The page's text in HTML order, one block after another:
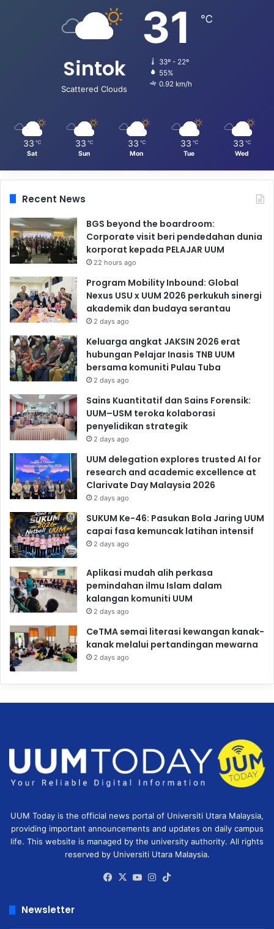
Sintok
Scattered Clouds
31 ℃
33º - 22º
55%
0.92 km/h
33 ℃
Sat
33 ℃
Sun
33 ℃
Mon
33 ℃
Tue
33 ℃
Wed
Recent News
BGS beyond the boardroom:
Corporate visit beri pendedahan dunia
korporat kepada PELAJAR UUM
22 hours ago
Program Mobility Inbound: Global
Nexus USU x UUM 2026 perkukuh sinergi
akademik dan budaya serantau
2 days ago
Keluarga angkat JAKSIN 2026 erat
hubungan Pelajar Inasis TNB UUM
bersama komuniti Pulau Tuba
2 days ago
Sains Kuantitatif dan Sains Forensik:
UUM–USM teroka kolaborasi
penyelidikan strategik
2 days ago
UUM delegation explores trusted AI for
research and academic excellence at
Clarivate Day Malaysia 2026
2 days ago
SUKUM Ke-46: Pasukan Bola Jaring UUM
capai fasa kemuncak latihan intensif
2 days ago
Aplikasi mudah alih perkasa
pemindahan ilmu Islam dalam
kalangan komuniti UUM
2 days ago
CeTMA semai literasi kewangan kanak-
kanak melalui pertandingan mewarna
2 days ago
UUM Today is the official news portal of Universiti Utara Malaysia,
providing important announcements and updates on daily campus
life. This website is managed by the university authority. All rights
reserved by Universiti Utara Malaysia.
Facebook
X YouTubeInstagram
Newsletter